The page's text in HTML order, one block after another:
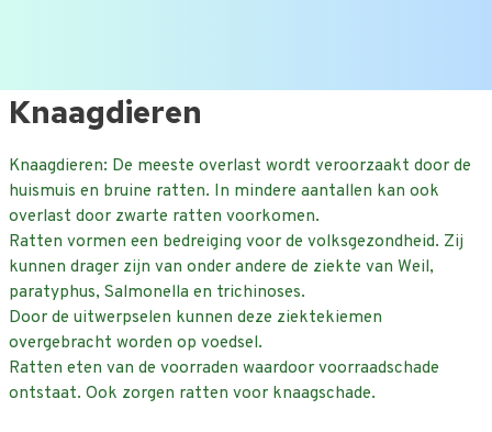
Ga
naar
inhoud
Knaagdieren
Knaagdieren: De meeste overlast wordt veroorzaakt door de
huismuis en bruine ratten. In mindere aantallen kan ook
overlast door zwarte ratten voorkomen.
Ratten vormen een bedreiging voor de volksgezondheid. Zij
kunnen drager zijn van onder andere de ziekte van Weil,
paratyphus, Salmonella en trichinoses.
Door de uitwerpselen kunnen deze ziektekiemen
overgebracht worden op voedsel.
Ratten eten van de voorraden waardoor voorraadschade
ontstaat. Ook zorgen ratten voor knaagschade.